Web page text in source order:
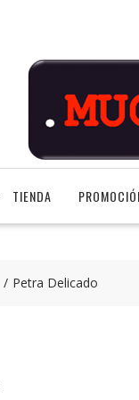
TIENDA
Petra Delicado